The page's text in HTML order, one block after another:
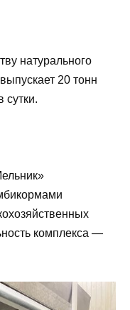
натурального
20 тонн
сутки.
комплекса —